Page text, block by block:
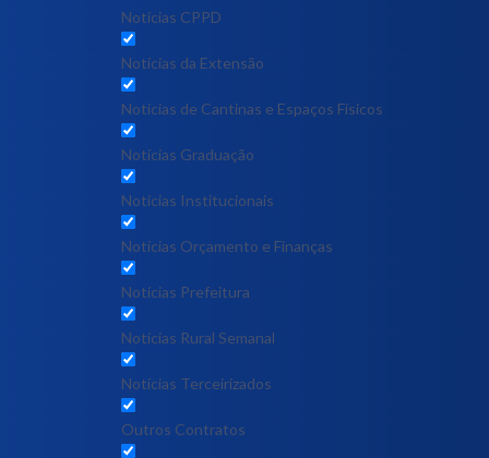
Notícias CPPD
Notícias da Extensão
Notícias de Cantinas e Espaços Físicos
Notícias Graduação
Notícias Institucionais
Notícias Orçamento e Finanças
Notícias Prefeitura
Notícias Rural Semanal
Notícias Terceirizados
Outros Contratos